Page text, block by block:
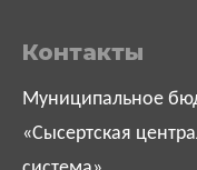
Контакты
Муниципальное
«Сысертская